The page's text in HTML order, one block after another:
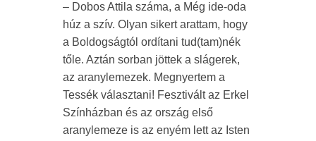
– Dobos Attila száma, a Még ide-oda
húz a szív. Olyan sikert arattam, hogy
a Boldogságtól ordítani tud(tam)nék
tőle. Aztán sorban jöttek a slágerek,
az aranylemezek. Megnyertem a
Tessék választani! Fesztivált az Erkel
Színházban és az ország első
aranylemeze is az enyém lett az Isten